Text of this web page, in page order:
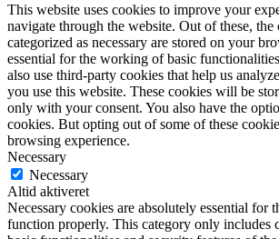
This website uses cookies to improve your
navigate through the website. Out of these, the
categorized as necessary are stored on your
essential for the working of basic
also use third-party cookies that help us
you use this website. These cookies will be
only with your consent. You also have the
cookies. But opting out of some of these
browsing experience.
Necessary
Necessary
Altid aktiveret
Necessary cookies are absolutely essential for
function properly. This category only includes